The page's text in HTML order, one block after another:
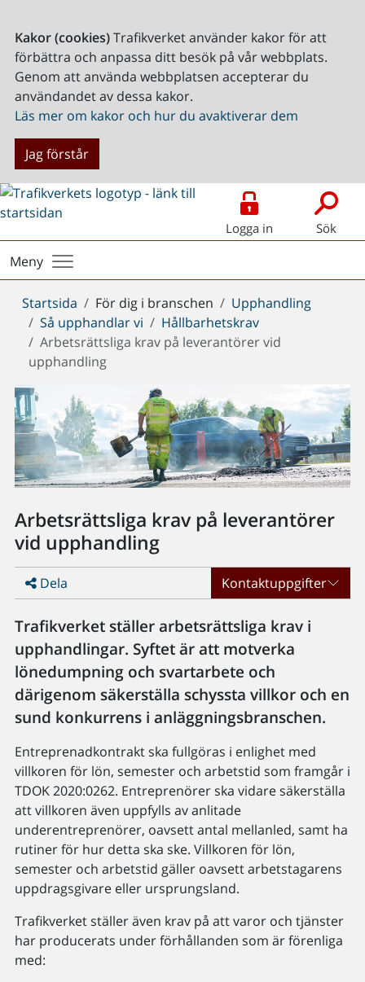
Kakor (cookies)Trafikverket använder kakor för att
förbättra och anpassa ditt besök på vår webbplats.
Genom att använda webbplatsen accepterar du
användandet av dessa kakor.
Läs mer om kakor och hur du avaktiverar dem
Jag förstår
Logga in Sök
Meny
Du
är
här:
Startsida För dig i branschen
Upphandling
Så upphandlar vi
Hållbarhetskrav
Arbetsrättsliga krav på leverantörer vid
upphandling
Arbetsrättsliga krav på leverantörer
vid upphandling
Dela Kontaktuppgifter
Trafikverket ställer arbetsrättsliga krav i
upphandlingar. Syftet är att motverka
lönedumpning och svartarbete och
därigenom säkerställa schyssta villkor och en
sund konkurrens i anläggningsbranschen.
Entreprenadkontrakt ska fullgöras i enlighet med
villkoren för lön, semester och arbetstid som framgår i
TDOK 2020:0262. Entreprenörer ska vidare säkerställa
att villkoren även uppfylls av anlitade
underentreprenörer, oavsett antal mellanled, samt ha
rutiner för hur detta ska ske. Villkoren för lön,
semester och arbetstid gäller oavsett arbetstagarens
uppdragsgivare eller ursprungsland.
Trafikverket ställer även krav på att varor och tjänster
har producerats under förhållanden som är förenliga
med: